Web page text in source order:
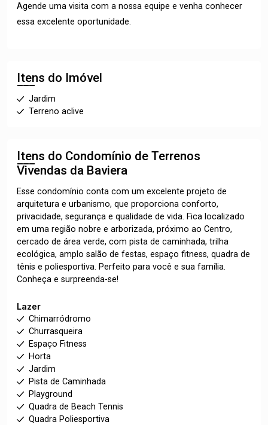
Agende uma visita com a nossa equipe e venha conhecer
essa excelente oportunidade.
Itens do Imóvel
Jardim
Terreno aclive
Itens do Condomínio de Terrenos
Vivendas da Baviera
Esse condomínio conta com um excelente projeto de
arquitetura e urbanismo, que proporciona conforto,
privacidade, segurança e qualidade de vida. Fica localizado
em uma região nobre e arborizada, próximo ao Centro,
cercado de área verde, com pista de caminhada, trilha
ecológica, amplo salão de festas, espaço fitness, quadra de
tênis e poliesportiva. Perfeito para você e sua família.
Conheça e surpreenda-se!
Lazer
Chimarródromo
Churrasqueira
Espaço Fitness
Horta
Jardim
Pista de Caminhada
Playground
Quadra de Beach Tennis
Quadra Poliesportiva